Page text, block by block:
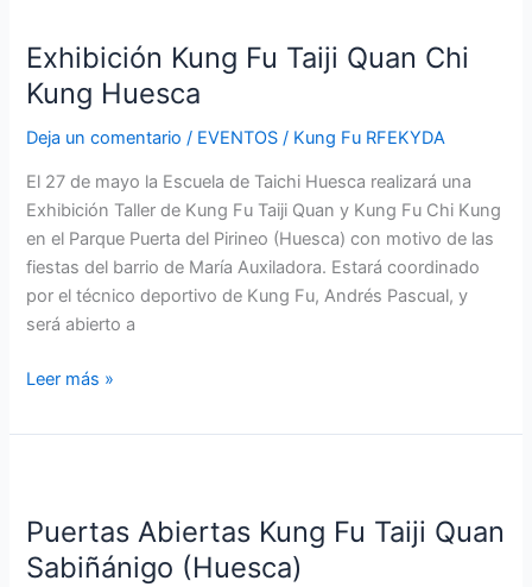
Exhibición Kung Fu Taiji Quan Chi
Kung Huesca
Deja un comentario / EVENTOS / Kung Fu RFEKYDA
El 27 de mayo la Escuela de Taichi Huesca realizará una
Exhibición Taller de Kung Fu Taiji Quan y Kung Fu Chi Kung
en el Parque Puerta del Pirineo (Huesca) con motivo de las
fiestas del barrio de María Auxiladora. Estará coordinado
por el técnico deportivo de Kung Fu, Andrés Pascual, y
será abierto a
Fu
Taiji
Chi
Kung
Huesca
Leer más »
Puertas Abiertas Kung Fu Taiji Quan
Sabiñánigo (Huesca)
Kung
Fu